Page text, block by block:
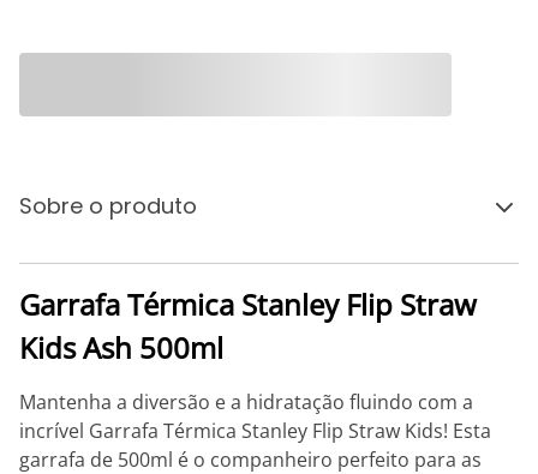
Sobre o produto
Garrafa Térmica Stanley Flip Straw
Kids Ash 500ml
Mantenha a diversão e a hidratação fluindo com a
incrível Garrafa Térmica Stanley Flip Straw Kids! Esta
garrafa de 500ml é o companheiro perfeito para as